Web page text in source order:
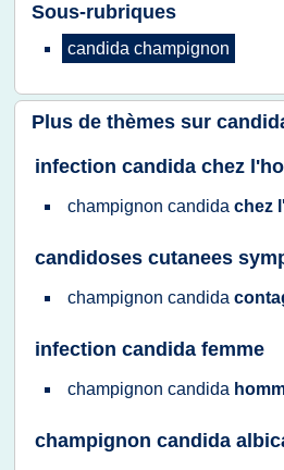
Sous-rubriques
candida champignon
Plus de thèmes sur
infection candida chez
champignon candida chez
candidoses cutanees
champignon candida
infection candida femme
champignon candida
champignon candida